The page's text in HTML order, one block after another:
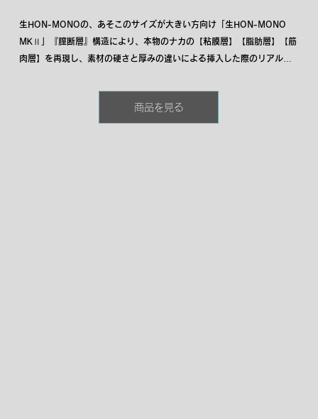
生HON-MONOの、あそこのサイズが大きい方向け「生HON-MONO
MKⅡ」『膣断層』構造により、本物のナカの【粘膜層】【脂肪層】【筋
肉層】を再現し、素材の硬さと厚みの違いによる挿入した際のリアルな
とした感触はそのままに、あそこが大きくても無理のない、そして、小
さくても優しい快感を味わえる設計となっております。
商品を見る